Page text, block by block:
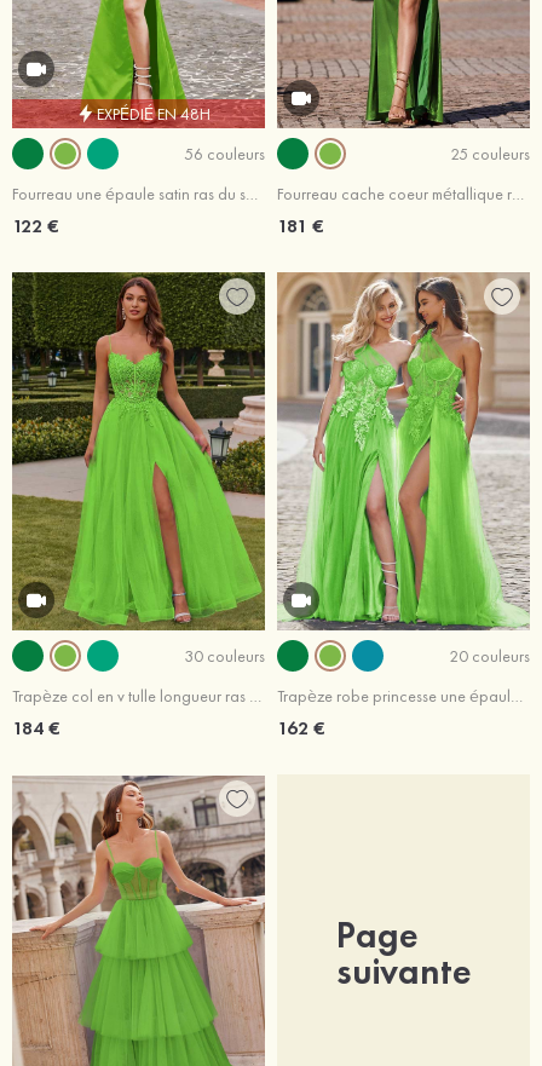
EXPÉDIÉ EN 48H
56 couleurs
Fourreau une épaule satin ras du sol robe de bal
122 €
25 couleurs
Fourreau cache coeur métallique ras du sol robe de bal
181 €
30 couleurs
Trapèze col en v tulle longueur ras du sol robe de bal avec appliqué perles paillettes
184 €
20 couleurs
Trapèze robe princesse une épaule tulle traîne balayage robe de bal
162 €
Page
suivante